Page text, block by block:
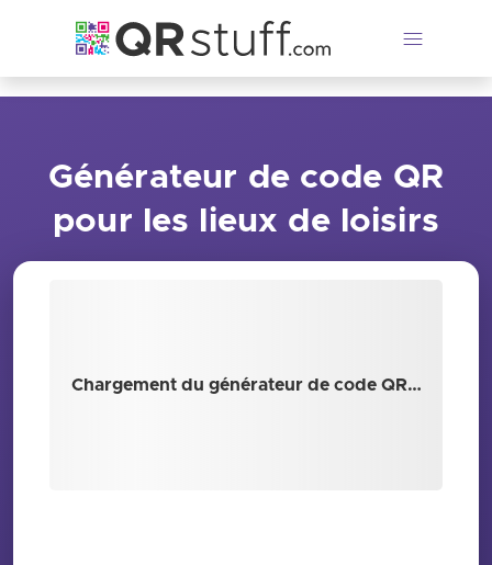
Générateur de code QR
pour les lieux de loisirs
Chargement du générateur de code QR…